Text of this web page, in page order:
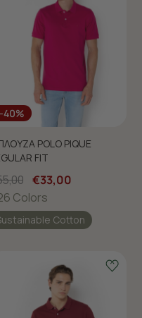
-40%
POLO PIQUE
FIT
€33,00
Colors
Cotton